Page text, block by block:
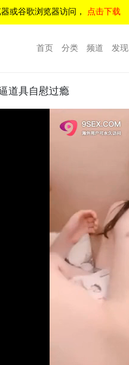
或谷歌浏览器访问， 点击下载
首页 分类 频道 发现
道具自慰过瘾